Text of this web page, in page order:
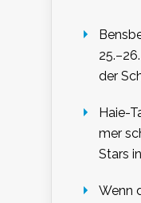
der
Haie-
mer
Stars
Wenn